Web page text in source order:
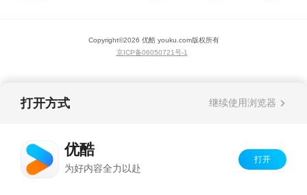
Copyright©2026 优酷 youku.com版权所有
京ICP备06050721号-1
打开方式 继续使用浏览器
优酷
为好内容全力以赴
打开